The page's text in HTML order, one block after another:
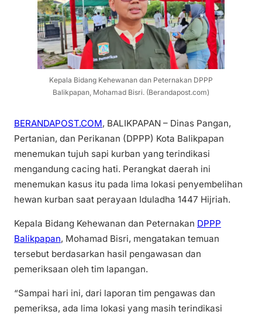
Kepala Bidang Kehewanan dan Peternakan DPPP
Balikpapan, Mohamad Bisri. (Berandapost.com)
BERANDAPOST.COM, BALIKPAPAN – Dinas Pangan,
Pertanian, dan Perikanan (DPPP) Kota Balikpapan
menemukan tujuh sapi kurban yang terindikasi
mengandung cacing hati. Perangkat daerah ini
menemukan kasus itu pada lima lokasi penyembelihan
hewan kurban saat perayaan Iduladha 1447 Hijriah.
Kepala Bidang Kehewanan dan Peternakan DPPP
Balikpapan, Mohamad Bisri, mengatakan temuan
tersebut berdasarkan hasil pengawasan dan
pemeriksaan oleh tim lapangan.
“Sampai hari ini, dari laporan tim pengawas dan
pemeriksa, ada lima lokasi yang masih terindikasi